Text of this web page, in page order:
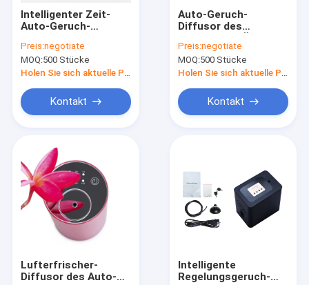
Intelligenter Zeit-
Auto-Geruch-
Preis:negotiate
MOQ:500 Stücke
Kontakt
Auto-Geruch-
Diffusor des
wieder aufladbarer
mit Timer-Programm
Preis:negotiate
MOQ:500 Stücke
Kontakt
Lufterfrischer-
Diffusor des Auto-
Intelligente
Regelungsgeruch-